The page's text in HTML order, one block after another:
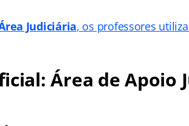
Judiciária, os professores
Área de Apoio